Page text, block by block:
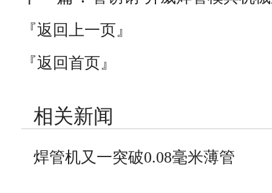
『返回上一页』
『返回首页』
相关新闻
焊管机又一突破0.08毫米薄管